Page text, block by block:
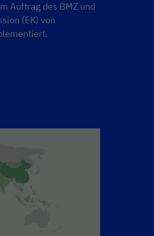
Auftrag des BMZ und
(EK) von